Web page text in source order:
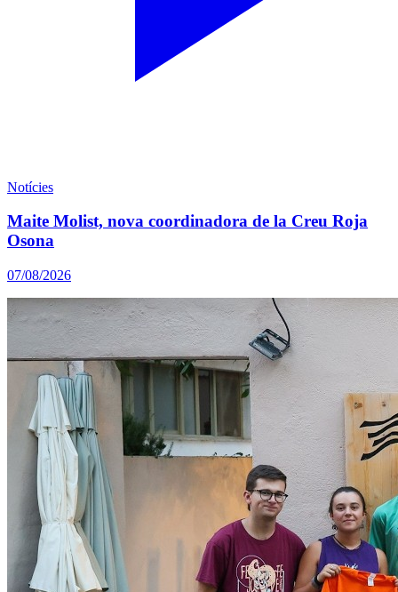
Notícies
Maite Molist, nova coordinadora de la Creu Roja
Osona
07/08/2026